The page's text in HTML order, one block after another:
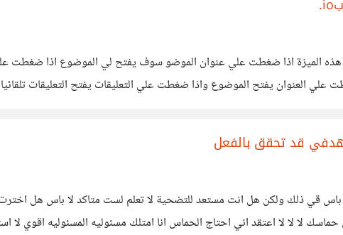
الميزة اذا ضغطت علي عنوان الموضو سوف يفتح لي الموضوع اذا ضغطت
العنوان يفتح الموضوع واذا ضغطت علي التعليقات يفتح التعليقات
قد تحقق بالفعل
باس قي ذلك ولكن هل انت مستعد للتضحية لا تعلم لست متاكد لا باس هل
لا لا لا اعتقد اني احتاج الحماس انا امتلك مسئوليه المسئوليه اقوي